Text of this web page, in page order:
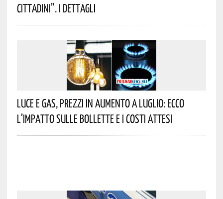
Cittadini”. I Dettagli
Luce E Gas, Prezzi In Aumento A Luglio: Ecco
L’impatto Sulle Bollette E I Costi Attesi